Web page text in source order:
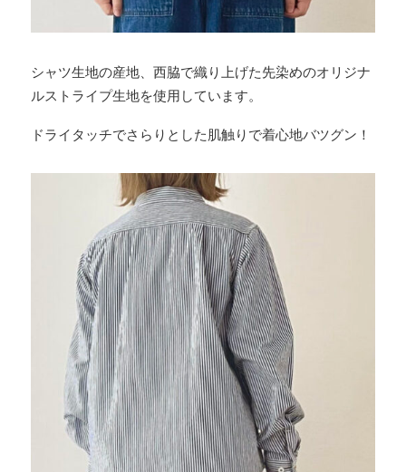
シャツ生地の産地、西脇で織り上げた先染めのオリジナ
ルストライプ生地を使用しています。
ドライタッチでさらりとした肌触りで着心地バツグン！